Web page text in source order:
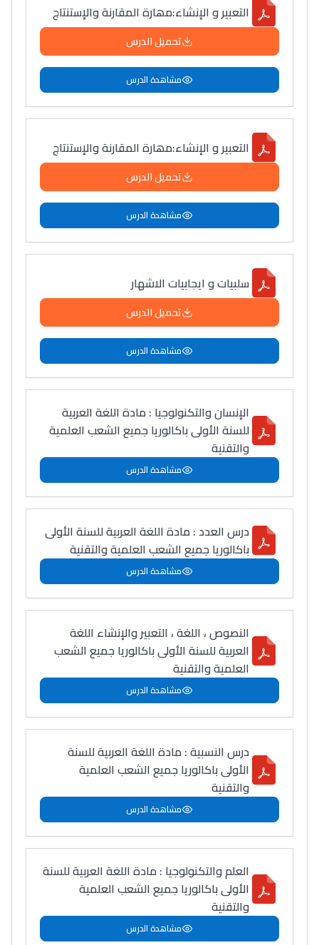
التعبیر و الإنشاء:مھارة المقارنة والإستنتاج
تحميل الدرس
مشاهدة الدرس
التعبیر و الإنشاء:مھارة المقارنة والإستنتاج
تحميل الدرس
مشاهدة الدرس
سلبيات و ايجابيات الاشهار
تحميل الدرس
مشاهدة الدرس
الإنسان والتكنولوجيا : مادة اللغة العربية
للسنة الأولى باكالوريا جميع الشعب العلمية
والتقنية
مشاهدة الدرس
درس العدد : مادة اللغة العربية للسنة الأولى
باكالوريا جميع الشعب العلمية والتقنية
مشاهدة الدرس
النصوص ، اللغة ، التعبير والإنشاء اللغة
العربية للسنة الأولى باكالوريا جميع الشعب
العلمية والتقنية
مشاهدة الدرس
درس النسبية : مادة اللغة العربية للسنة
الأولى باكالوريا جميع الشعب العلمية
والتقنية
مشاهدة الدرس
العلم والتكنولوجيا : مادة اللغة العربية للسنة
الأولى باكالوريا جميع الشعب العلمية
والتقنية
مشاهدة الدرس